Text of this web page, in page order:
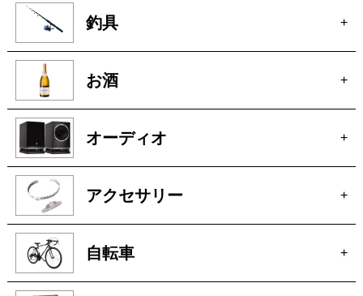
釣具 +
お酒 +
オーディオ +
アクセサリー +
自転車 +